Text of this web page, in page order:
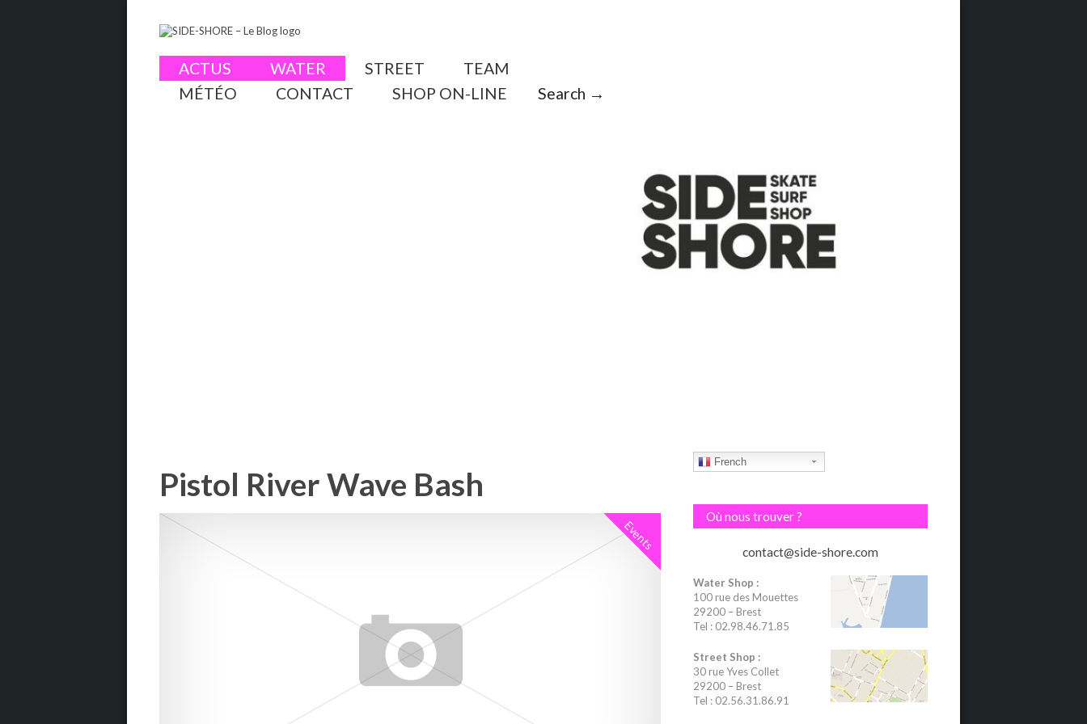
ACTUS WATER STREET
TEAM
MÉTÉO
CONTACT SHOP ON-LINE Search →
Pistol River Wave Bash
Events
French
Où nous trouver ?
contact@side-shore.com
Water Shop :
100 rue des Mouettes
29200 – Brest
Tel : 02.98.46.71.85
Street Shop :
30 rue Yves Collet
29200 – Brest
Tel : 02.56.31.86.91